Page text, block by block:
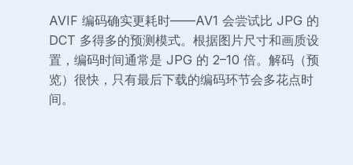
AVIF 编码确实更耗时——AV1 会尝试比 JPG 的
DCT 多得多的预测模式。根据图片尺寸和画质设
置，编码时间通常是 JPG 的 2–10 倍。解码（预
览）很快，只有最后下载的编码环节会多花点时
间。